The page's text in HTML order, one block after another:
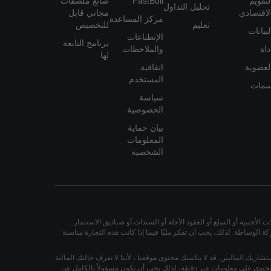
-4.8 Pips
AUDUSD
-4.3 Pips
AUDUSD
+20.2 Pips
الاقتصادي
البيانات
أداة
العضوية
تحليل التداول
تعليم
مركز المساعدة
الإنطباعات
والملاحظات
اتفاقية
المستخدم
سياسة
الخصوصية
بيان حماية
المعلومات
الشخصية
مجاني قابل
للتخصيص
برنامج التابعة
لها
أو السلع أو العقود الآجلة أو السندات أو صناديق الاستثمار
الوساطة. لذلك، يجب أن تفكر مليًا فيما إذا كانت هذه التجارة مناسبة
الماليين. قد لا يناسبك محتوى موقعنا ، لأننا لا نعرف حالتك المالية
تحتوي على معلومات غير دقيقة، لذلك يجب أن تكون مسؤولاً بالكامل عن